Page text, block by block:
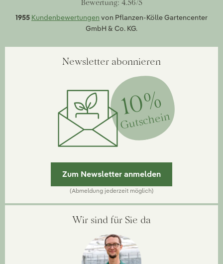
Bewertung: 4.56/5
1955 Kundenbewertungen von Pflanzen-Kölle Gartencenter
GmbH & Co. KG.
Newsletter abonnieren
10%
Gutschein
Zum Newsletter anmelden
(Abmeldung jederzeit möglich)
Wir sind für Sie da